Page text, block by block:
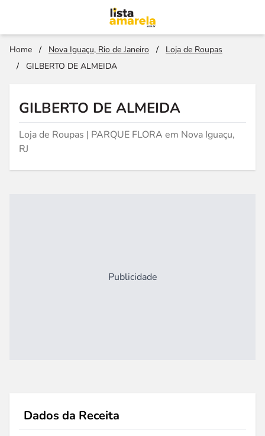
Home / Nova Iguaçu, Rio de Janeiro /
Loja de Roupas
/
GILBERTO DE ALMEIDA
GILBERTO DE ALMEIDA
Loja de Roupas | PARQUE FLORA em Nova Iguaçu,
RJ
Publicidade
Dados da Receita